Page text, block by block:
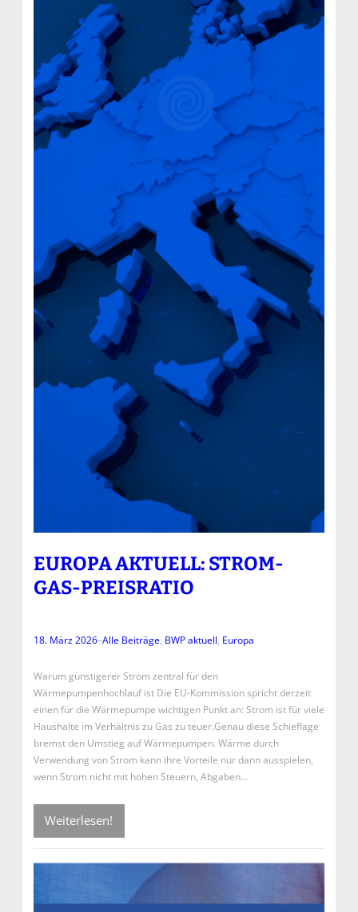
EUROPA AKTUELL: STROM-
GAS-PREISRATIO
18. März 2026–Alle Beiträge, BWP aktuell, Europa
Warum günstigerer Strom zentral für den
Wärmepumpenhochlauf ist Die EU-Kommission spricht derzeit
einen für die Wärmepumpe wichtigen Punkt an: Strom ist für viele
Haushalte im Verhältnis zu Gas zu teuer.Genau diese Schieflage
bremst den Umstieg auf Wärmepumpen. Wärme durch
Verwendung von Strom kann ihre Vorteile nur dann ausspielen,
wenn Strom nicht mit hohen Steuern, Abgaben…
Weiterlesen!